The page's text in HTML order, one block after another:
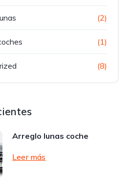
(2)
(1)
(8)
Arreglo lunas coche
Leer más